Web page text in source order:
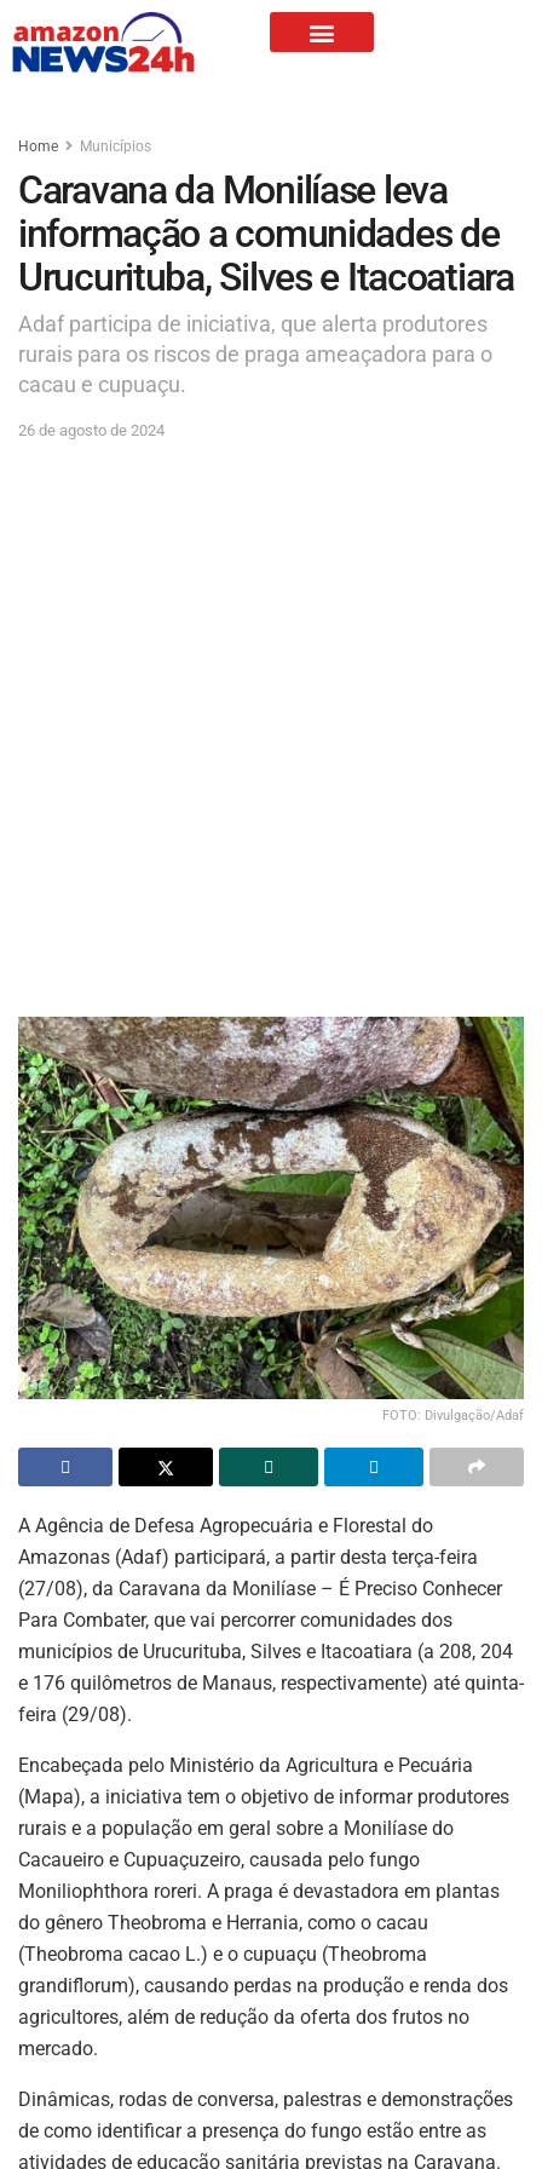
Home Municípios
Caravana da Monilíase leva
informação a comunidades de
Urucurituba, Silves e Itacoatiara
Adaf participa de iniciativa, que alerta produtores
rurais para os riscos de praga ameaçadora para o
cacau e cupuaçu.
26 de agosto de 2024
FOTO: Divulgação/Adaf
A Agência de Defesa Agropecuária e Florestal do
Amazonas (Adaf) participará, a partir desta terça-feira
(27/08), da Caravana da Monilíase – É Preciso Conhecer
Para Combater, que vai percorrer comunidades dos
municípios de Urucurituba, Silves e Itacoatiara (a 208, 204
e 176 quilômetros de Manaus, respectivamente) até quinta-
feira (29/08).
Encabeçada pelo Ministério da Agricultura e Pecuária
(Mapa), a iniciativa tem o objetivo de informar produtores
rurais e a população em geral sobre a Monilíase do
Cacaueiro e Cupuaçuzeiro, causada pelo fungo
Moniliophthora roreri. A praga é devastadora em plantas
do gênero Theobroma e Herrania, como o cacau
(Theobroma cacao L.) e o cupuaçu (Theobroma
grandiflorum), causando perdas na produção e renda dos
agricultores, além de redução da oferta dos frutos no
mercado.
Dinâmicas, rodas de conversa, palestras e demonstrações
de como identificar a presença do fungo estão entre as
atividades de educação sanitária previstas na Caravana.